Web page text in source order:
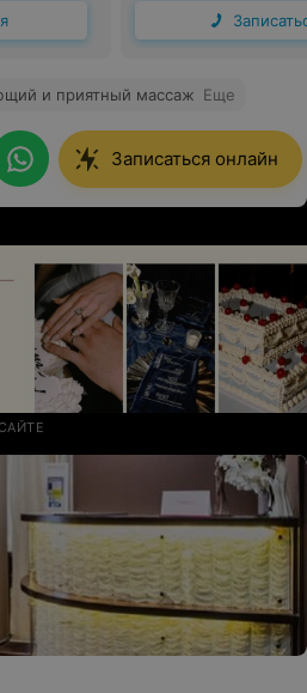
и приятный массаж Еще
Записаться онлайн